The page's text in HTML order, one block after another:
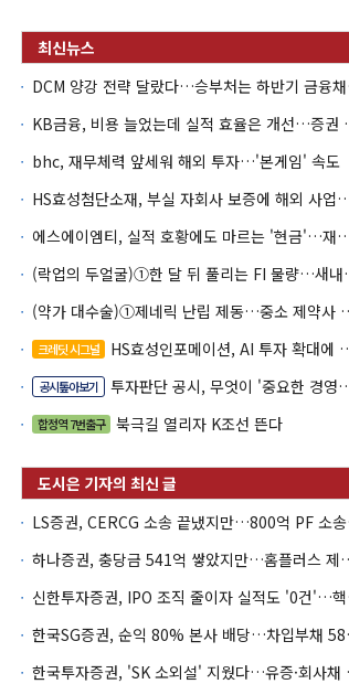
KB금융, 비
bhc, 재무체력 앞세워 해외 투자…'본게임' 속도
HS효성첨단소재, 부실 자회사 보증
에스에이엠티, 실적 호황에도 마르는 '
(락업의 두얼
(약가 대수술)①제
크레딧 시그널 HS효성인포메이션, AI 투자 확대에 실적 체력 강화
공시톺아보기 투자판단 공시, 무엇이 '중요한 경영사항'일까
합정역 7번출구 북극길 열리자 K조선 뜬다
LS
하나증권, 충당금 541
신한
한국
한국투